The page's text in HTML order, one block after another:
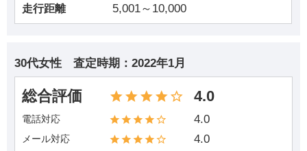
走行距離 5,001～10,000
30代女性 査定時期： 2022年1月
総合評価 4.0
電話対応 4.0
メール対応 4.0